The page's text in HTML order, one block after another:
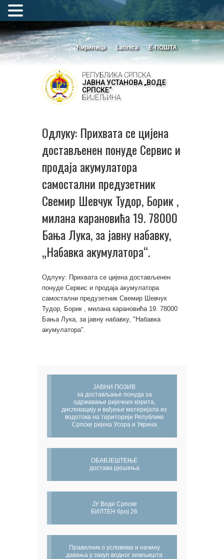
Ћирилица Latinica Е-ПОШТА
РЕПУБЛИКА СРПСКА
ЈАВНА УСТАНОВА „ВОДЕ
СРПСКЕ“
БИЈЕЉИНА
Одлуку: Прихвата се цијена
достављенен понуде Сервис и
продаја акумулатора
самостални предузетник
Свемир Шевчук Тудор, Борик ,
милана карановића 19. 78000
Бања Лука, за јавну набавку,
„Набавка акумулатора“.
Одлуку: Прихвата се цијена достављенен
понуде Сервис и продаја акумулатора
самостални предузетник Свемир Шевчук
Тудор, Борик , милана карановића 19. 78000
Бања Лука, за јавну набавку, "Набавка
акумулатора".
ЈАВНИ ПОЗИВ
за достављање понуда за
одржавање ријечних корита,
дислокацију и вађење материјала из
водотока на територији Републике
Српске ријека Усора и Укрина
ОБАВЈЕШТЕЊЕ
достава рјешења
ЈУ Воде Српске
БИЛТЕН број 26
Правилник о условима и начину
давања у закуп водног земљишта